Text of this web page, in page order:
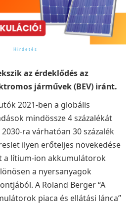
az érdeklődés az
járművek (BEV) iránt.
2021-ben a globális
mindössze 4 százalékát
ra várhatóan 30 százalék
ilyen erőteljes növekedése
a lítium-ion akkumulátorok
a nyersanyagok
A Roland Berger “A
piaca és ellátási lánca”